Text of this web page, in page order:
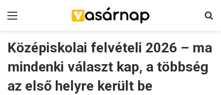
Középiskolai felvételi 2026 – ma
mindenki választ kap, a többség
az első helyre került be